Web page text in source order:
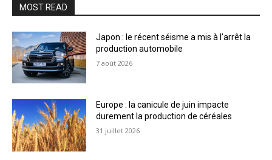
MOST READ
Japon : le récent séisme a mis à l’arrêt la
production automobile
7 août 2026
Europe : la canicule de juin impacte
durement la production de céréales
31 juillet 2026